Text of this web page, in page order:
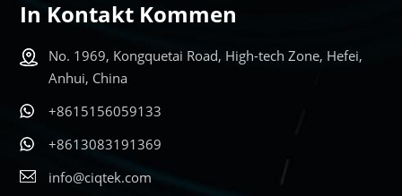
In Kontakt Kommen
No. 1969, Kongquetai Road, High-tech Zone, Hefei,
Anhui, China
+8615156059133
+8613083191369
info@ciqtek.com